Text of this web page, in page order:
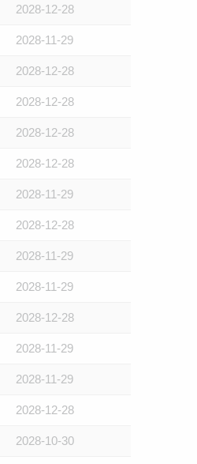
2028-12-28
2028-11-29
2028-12-28
2028-12-28
2028-12-28
2028-12-28
2028-11-29
2028-12-28
2028-11-29
2028-11-29
2028-12-28
2028-11-29
2028-11-29
2028-12-28
2028-10-30